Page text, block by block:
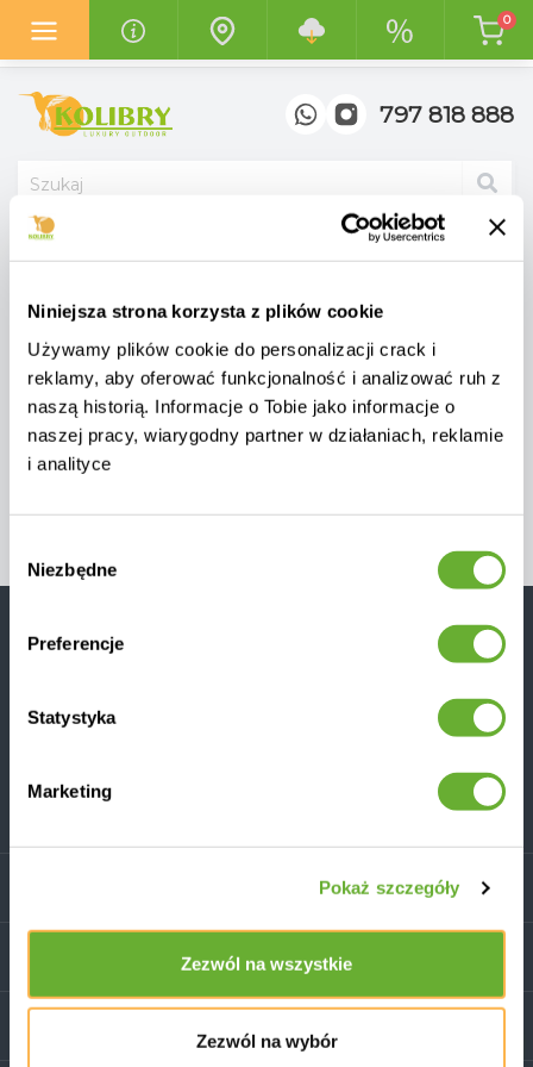
Niniejsza strona korzysta z plików cookie
Używamy plików cookie do personalizacji crack i
reklamy, aby oferować funkcjonalność i analizować ruh z
naszą historią. Informacje o Tobie jako informacje o
naszej pracy, wiarygodny partner w działaniach, reklamie
i analityce
zgody
Niezbędne
Preferencje
Statystyka
Marketing
Pokaż szczegóły
Zezwól na wszystkie
Zezwól na wybór
Z radością informujemy o otwarciunowego salonu "Kolibry
Garden"
w centrum handlowym "Top Meble" w Poznaniu.
0
797 818 888
Parasole ogrodowe z centralną nogą
Parasole ogrodowe z centralną nogą
Chcesz jako pierwszy dowiedzieć się o promocjach i
Przeczytałem
i zgadzam